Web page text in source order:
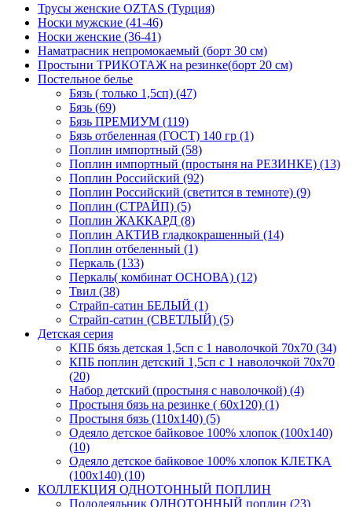
Трусы женские OZTAS (Турция)
Носки мужские (41-46)
Носки женские (36-41)
Наматрасник непромокаемый (борт 30 см)
Простыни ТРИКОТАЖ на резинке(борт 20 см)
Постельное белье
Бязь ( только 1,5сп) (47)
Бязь (69)
Бязь ПРЕМИУМ (119)
Бязь отбеленная (ГОСТ) 140 гр (1)
Поплин импортный (58)
Поплин импортный (простыня на РЕЗИНКЕ) (13)
Поплин Российский (92)
Поплин Российский (светится в темноте) (9)
Поплин (СТРАЙП) (5)
Поплин ЖАККАРД (8)
Поплин АКТИВ гладкокрашенный (14)
Поплин отбеленный (1)
Перкаль (133)
Перкаль( комбинат ОСНОВА) (12)
Твил (38)
Страйп-сатин БЕЛЫЙ (1)
Страйп-сатин (СВЕТЛЫЙ) (5)
Детская серия
КПБ бязь детская 1,5сп с 1 наволочкой 70х70 (34)
КПБ поплин детский 1,5сп с 1 наволочкой 70х70
(20)
Набор детский (простыня с наволочкой) (4)
Простыня бязь на резинке ( 60х120) (1)
Простыня бязь (110х140) (5)
Одеяло детское байковое 100% хлопок (100х140)
(10)
Одеяло детское байковое 100% хлопок КЛЕТКА
(100х140) (10)
КОЛЛЕКЦИЯ ОДНОТОННЫЙ ПОПЛИН
Пододеяльник ОДНОТОННЫЙ поплин (23)